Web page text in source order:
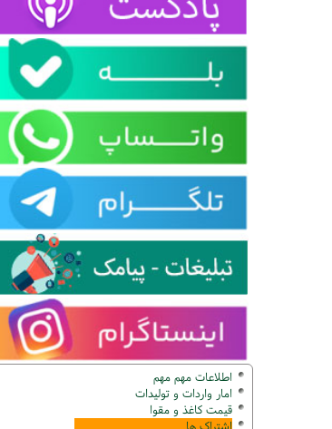
اطلاعات مهم مهم
امار واردات و تولیدات
قیمت کاغذ و مقوا